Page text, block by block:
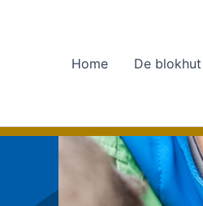
Home De blokhut